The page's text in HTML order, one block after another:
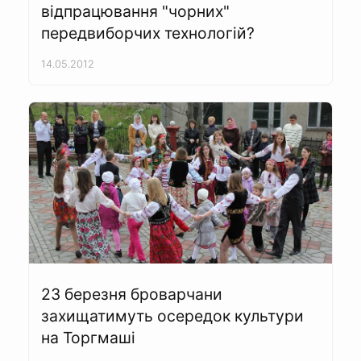
відпрацювання "чорних"
передвиборчих технологій?
14.05.2012
23 березня броварчани
захищатимуть осередок культури
на Торгмаші